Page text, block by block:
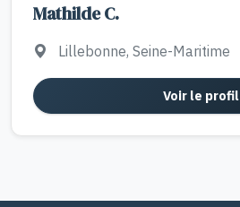
Mathilde C.
Lillebonne, Seine-Maritime
Voir le profil